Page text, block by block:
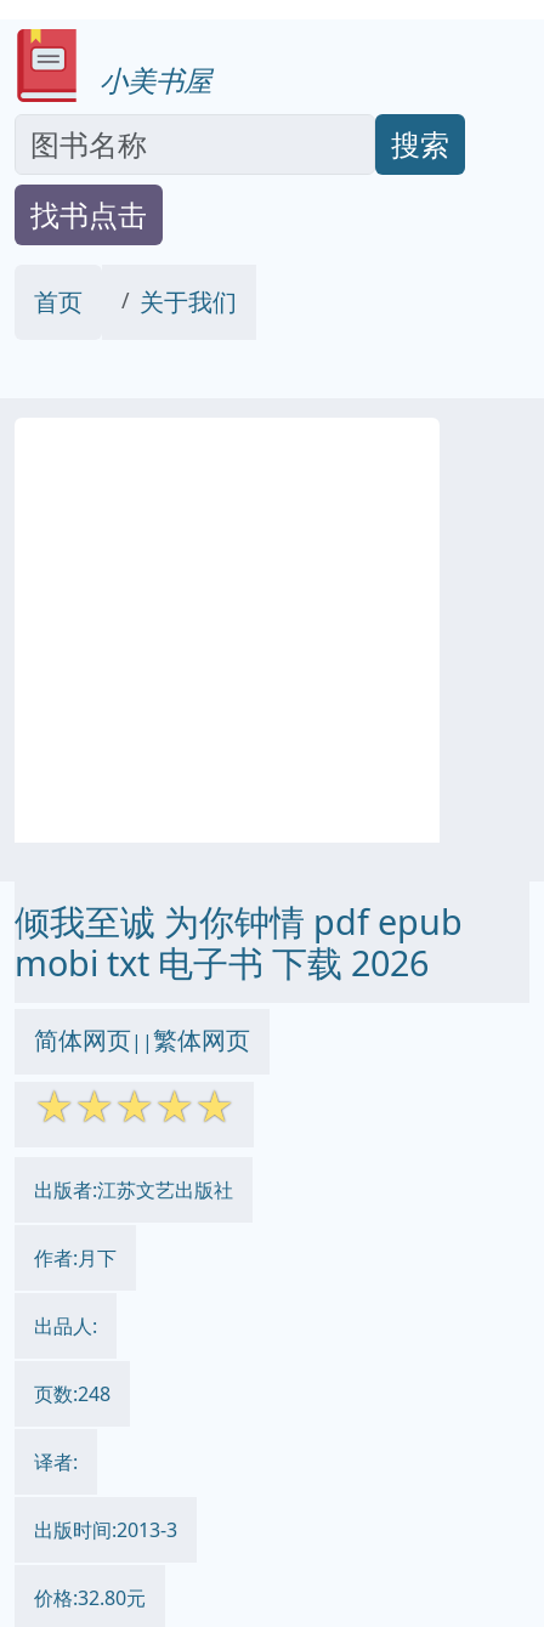
小美书屋
搜索
找书点击
首页 关于我们
倾我至诚 为你钟情 pdf epub
mobi txt 电子书 下载 2026
简体网页||繁体网页
☆☆☆☆☆
出版者:江苏文艺出版社
作者:月下
出品人:
页数:248
译者:
出版时间:2013-3
价格:32.80元